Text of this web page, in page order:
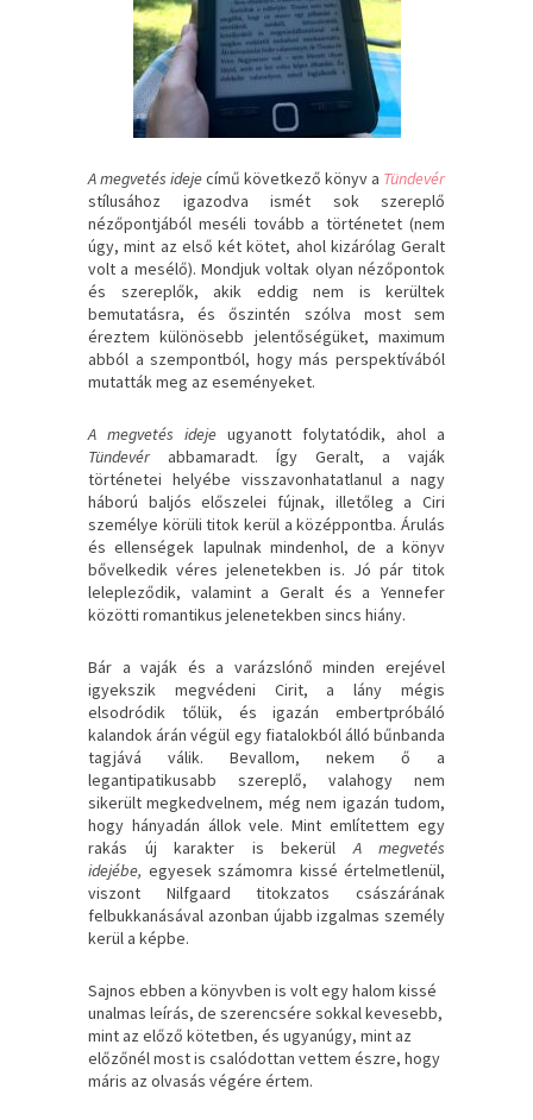
A megvetés idejecímű következő könyv a Tündevér
stílusához igazodva ismét sok szereplő
nézőpontjából meséli tovább a történetet (nem
úgy, mint az első két kötet, ahol kizárólag Geralt
volt a mesélő). Mondjuk voltak olyan nézőpontok
és szereplők, akik eddig nem is kerültek
bemutatásra, és őszintén szólva most sem
éreztem különösebb jelentőségüket, maximum
abból a szempontból, hogy más perspektívából
mutatták meg az eseményeket.
A megvetés ideje ugyanott folytatódik, ahol a
Tündevérabbamaradt. Így Geralt, a vaják
történetei helyébe visszavonhatatlanul a nagy
háború baljós előszelei fújnak, illetőleg a Ciri
személye körüli titok kerül a középpontba. Árulás
és ellenségek lapulnak mindenhol, de a könyv
bővelkedik véres jelenetekben is. Jó pár titok
lelepleződik, valamint a Geralt és a Yennefer
közötti romantikus jelenetekben sincs hiány.
Bár a vaják és a varázslónő minden erejével
igyekszik megvédeni Cirit, a lány mégis
elsodródik tőlük, és igazán embertpróbáló
kalandok árán végül egy fiatalokból álló bűnbanda
tagjává válik. Bevallom, nekem ő a
legantipatikusabb szereplő, valahogy nem
sikerült megkedvelnem, még nem igazán tudom,
hogy hányadán állok vele. Mint említettem egy
rakás új karakter is bekerülA megvetés
idejébe, egyesek számomra kissé értelmetlenül,
viszont Nilfgaard titokzatos császárának
felbukkanásával azonban újabb izgalmas személy
kerül a képbe.
Sajnos ebben a könyvben is volt egy halom kissé
unalmas leírás, de szerencsére sokkal kevesebb,
mint az előző kötetben, és ugyanúgy, mint az
előzőnél most is csalódottan vettem észre, hogy
máris az olvasás végére értem.